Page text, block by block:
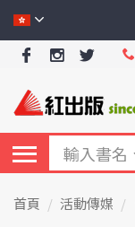
首頁 活動傳媒